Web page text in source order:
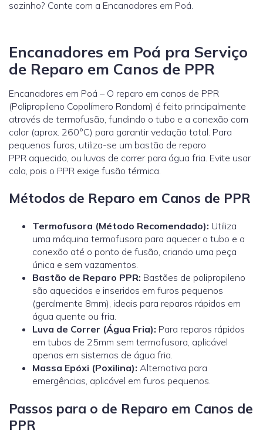
sozinho? Conte com a Encanadores em Poá.
Encanadores em Poá pra Serviço
de Reparo em Canos de PPR
Encanadores em Poá – O reparo em canos de PPR
(Polipropileno Copolímero Random) é feito principalmente
através de termofusão, fundindo o tubo e a conexão com
calor (aprox. 260°C) para garantir vedação total. Para
pequenos furos, utiliza-se um bastão de reparo
PPR aquecido, ou luvas de correr para água fria. Evite usar
cola, pois o PPR exige fusão térmica.
Métodos de Reparo em Canos de PPR
Termofusora (Método Recomendado): Utiliza
uma máquina termofusora para aquecer o tubo e a
conexão até o ponto de fusão, criando uma peça
única e sem vazamentos.
Bastão de Reparo PPR: Bastões de polipropileno
são aquecidos e inseridos em furos pequenos
(geralmente 8mm), ideais para reparos rápidos em
água quente ou fria.
Luva de Correr (Água Fria): Para reparos rápidos
em tubos de 25mm sem termofusora, aplicável
apenas em sistemas de água fria.
Massa Epóxi (Poxilina): Alternativa para
emergências, aplicável em furos pequenos.
Passos para o de Reparo em Canos de
PPR